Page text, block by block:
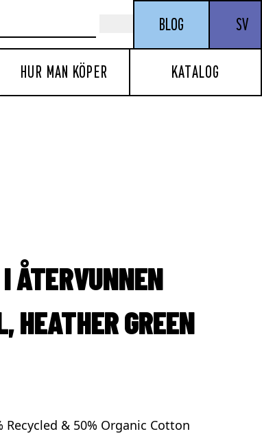
BLOG SV
HUR MAN KÖPER KATALOG
ÅTERVUNNEN
HEATHER GREEN
Recycled & 50% Organic Cotton